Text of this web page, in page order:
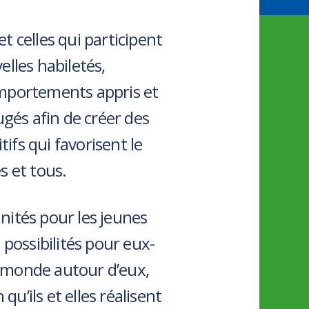
celles qui participent
habiletés,
appris et
afin de créer des
qui favorisent le
et tous.
pour les jeunes
possibilités pour eux-
autour d’eux,
et elles réalisent